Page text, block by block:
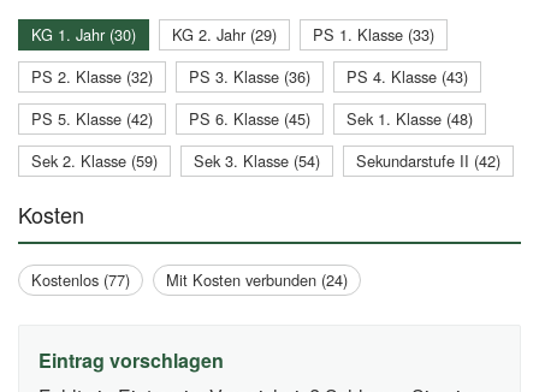
KG 1. Jahr (30) KG 2. Jahr (29)
PS 1. Klasse (33)
PS 2. Klasse (32)
PS 3. Klasse (36)
PS 4. Klasse (43)
PS 5. Klasse (42)
PS 6. Klasse (45)
Sek 1. Klasse (48)
Sek 2. Klasse (59)
Sek 3. Klasse (54) Sekundarstufe II (42)
Kosten
Kostenlos (77) Mit Kosten verbunden (24)
Eintrag vorschlagen